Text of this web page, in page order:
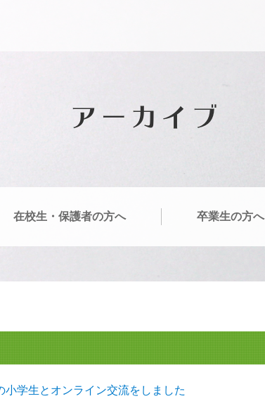
アーカイブ
在校生・保護者の方へ 卒業生の方へ
小学生とオンライン交流をしました